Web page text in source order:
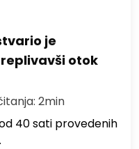
je
otok
2min
40 sati provedenih